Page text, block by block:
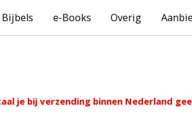
Bijbels e-Books Overig
je bij verzending binnen Nederland